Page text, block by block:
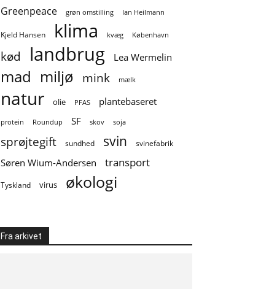
Greenpeace grøn omstilling Ian Heilmann
Kjeld Hansen klima kvæg København
kød landbrug Lea Wermelin
mad miljø mink mælk
natur olie PFAS plantebaseret
protein Roundup SF skov soja
sprøjtegift sundhed svin svinefabrik
Søren Wium-Andersen transport
Tyskland virus økologi
Fra arkivet